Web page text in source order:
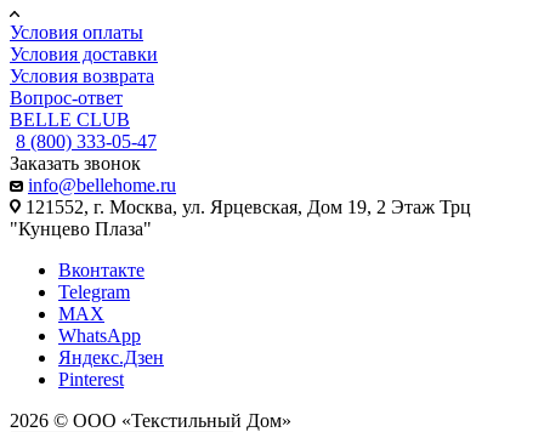
Условия оплаты
Условия доставки
Условия возврата
Вопрос-ответ
BELLE CLUB
8 (800) 333-05-47
Заказать звонок
info@bellehome.ru
121552, г. Москва, ул. Ярцевская, Дом 19, 2 Этаж Трц
"Кунцево Плаза"
Вконтакте
Telegram
MAX
WhatsApp
Яндекс.Дзен
Pinterest
2026 © ООО «Текстильный Дом»